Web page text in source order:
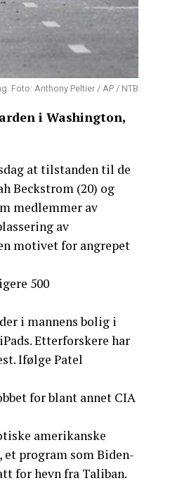
Foto: Anthony Peltier / AP / NTB
i Washington,
at tilstanden til de
Beckstrom (20) og
medlemmer av
av
motivet for angrepet
500
i mannens bolig i
Etterforskere har
Ifølge Patel
for blant annet CIA
amerikanske
program som Biden-
for hevn fra Taliban.